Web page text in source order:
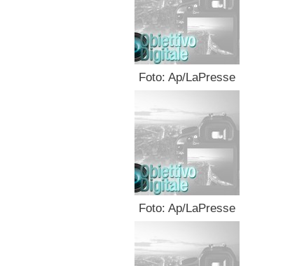
Foto: Ap/LaPresse
Foto: Ap/LaPresse